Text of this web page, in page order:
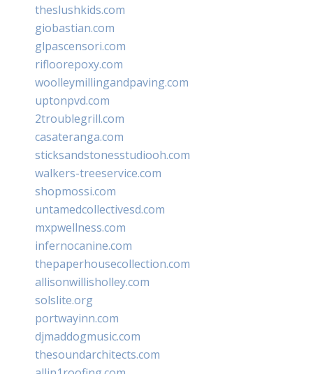
theslushkids.com
giobastian.com
glpascensori.com
rifloorepoxy.com
woolleymillingandpaving.com
uptonpvd.com
2troublegrill.com
casateranga.com
sticksandstonesstudiooh.com
walkers-treeservice.com
shopmossi.com
untamedcollectivesd.com
mxpwellness.com
infernocanine.com
thepaperhousecollection.com
allisonwillisholley.com
solslite.org
portwayinn.com
djmaddogmusic.com
thesoundarchitects.com